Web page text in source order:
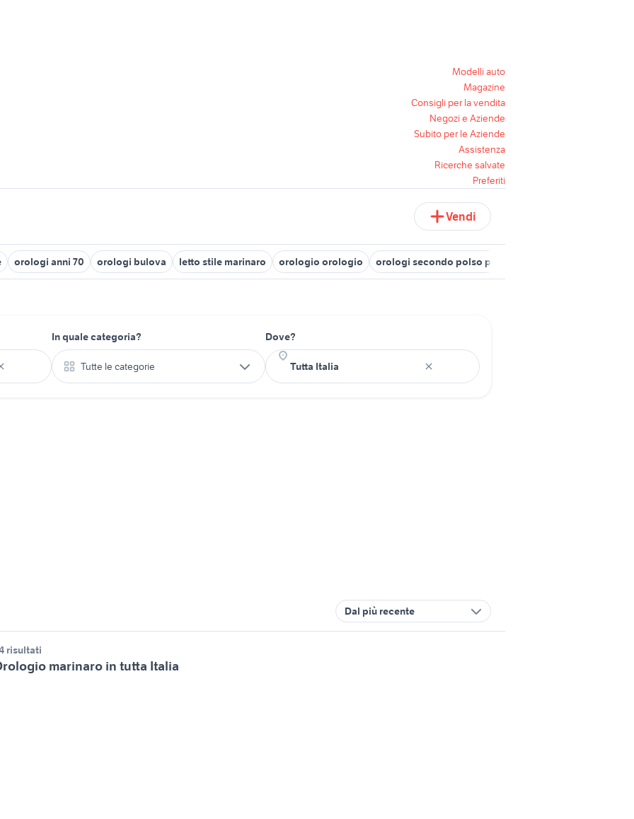
Modelli auto
Magazine
Consigli per la vendita
Negozi e Aziende
Subito per le Aziende
Assistenza
Ricerche salvate
Preferiti
Vendi
orologi anni 70 orologi bulova letto stile marinaro orologio orologio orologi secondo polso piemonte
In quale categoria?
Tutte le categorie
Dove?
Dal più recente
risultati
marinaro in tutta Italia